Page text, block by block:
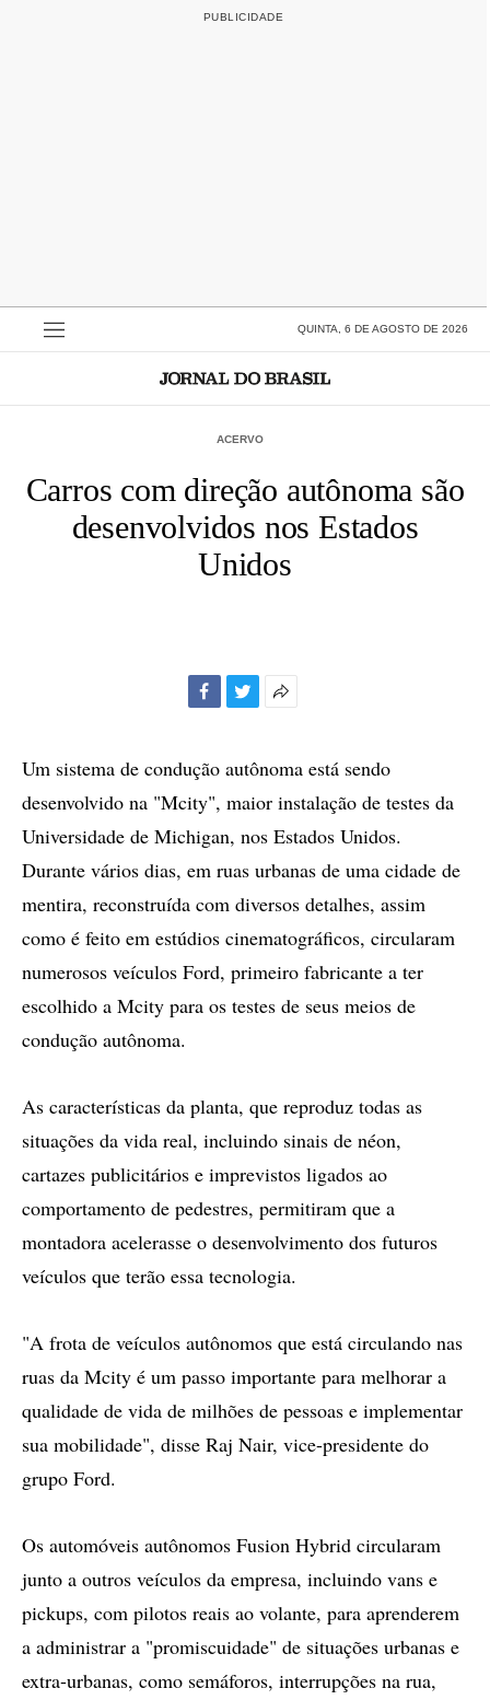
QUINTA, 6 DE AGOSTO DE 2026
ACERVO
Carros com direção autônoma são
desenvolvidos nos Estados
Unidos
compartilhamento
Um sistema de condução autônoma está sendo
desenvolvido na "Mcity", maior instalação de testes da
Universidade de Michigan, nos Estados Unidos.
Durante vários dias, em ruas urbanas de uma cidade de
mentira, reconstruída com diversos detalhes, assim
como é feito em estúdios cinematográficos, circularam
numerosos veículos Ford, primeiro fabricante a ter
escolhido a Mcity para os testes de seus meios de
condução autônoma.
As características da planta, que reproduz todas as
situações da vida real, incluindo sinais de néon,
cartazes publicitários e imprevistos ligados ao
comportamento de pedestres, permitiram que a
montadora acelerasse o desenvolvimento dos futuros
veículos que terão essa tecnologia.
"A frota de veículos autônomos que está circulando nas
ruas da Mcity é um passo importante para melhorar a
qualidade de vida de milhões de pessoas e implementar
sua mobilidade", disse Raj Nair, vice-presidente do
grupo Ford.
Os automóveis autônomos Fusion Hybrid circularam
junto a outros veículos da empresa, incluindo vans e
pickups, com pilotos reais ao volante, para aprenderem
a administrar a "promiscuidade" de situações urbanas e
extra-urbanas, como semáforos, interrupções na rua,